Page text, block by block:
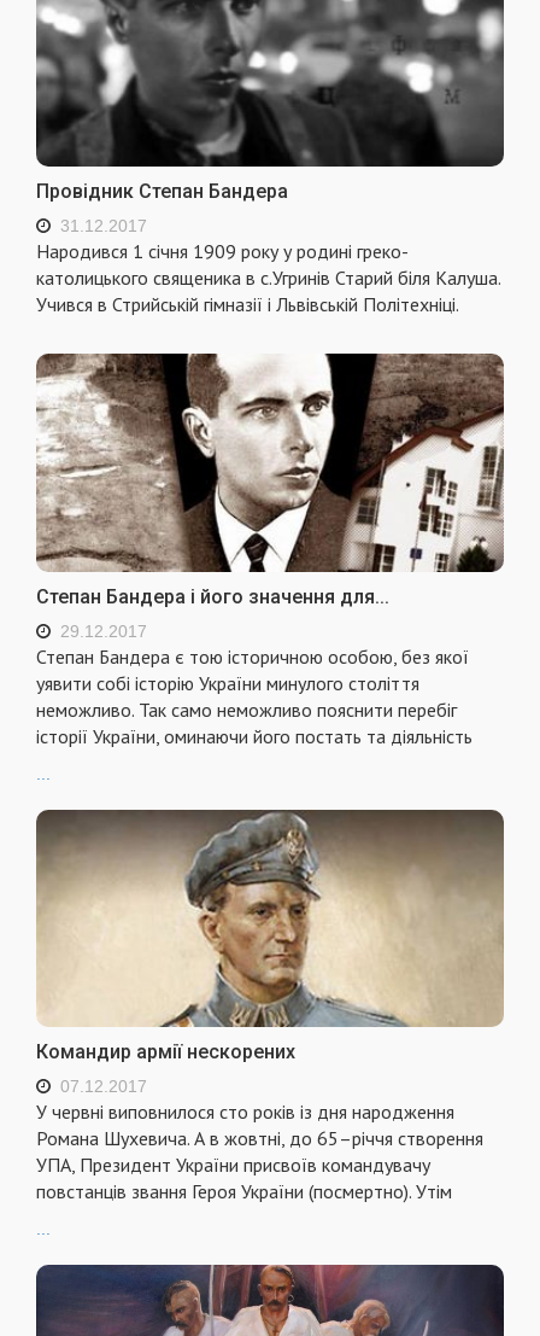
Провідник Степан Бандера
31.12.2017
Народився 1 січня 1909 року у родині греко-
католицького священика в с.Угринів Старий біля Калуша.
Учився в Стрийській гімназії і Львівській Політехніці.
Степан Бандера і його значення для...
29.12.2017
Степан Бандера є тою історичною особою, без якої
уявити собі історію України минулого століття
неможливо. Так само неможливо пояснити перебіг
історії України, оминаючи його постать та діяльність
Командир армії нескорених
07.12.2017
У червні виповнилося сто років із дня народження
Романа Шухевича. А в жовтні, до 65–річчя створення
УПА, Президент України присвоїв командувачу
повстанців звання Героя України (посмертно). Утім